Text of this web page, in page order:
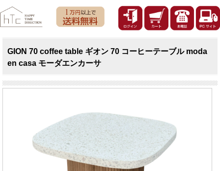
GION 70 coffee table ギオン 70 コーヒーテーブル moda
en casa モーダエンカーサ